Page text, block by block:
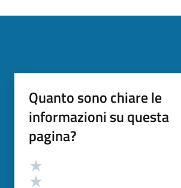
Quanto sono chiare le
informazioni su questa
pagina?
Valutazione